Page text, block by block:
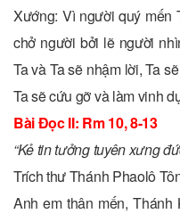
Xướng: Vì người quý mến
chở người bởi lẽ người
Ta và Ta sẽ nhậm lời, Ta
Ta sẽ cứu gỡ và làm vinh
Bài Ðọc II: Rm 10, 8-13
“Kẻ tin tưởng tuyên xưng
Trích thư Thánh Phaolô
Anh em thân mến,